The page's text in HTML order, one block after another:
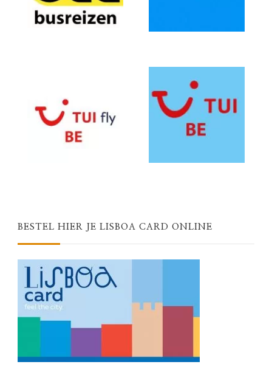
BESTEL HIER JE LISBOA CARD ONLINE